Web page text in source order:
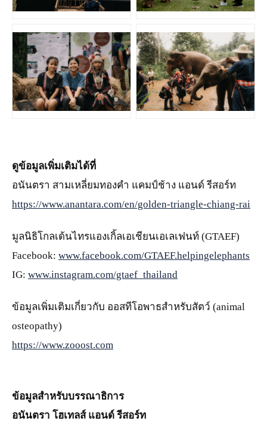
JPG
JPG JPG
ดูข้อมูลเพิ่มเติมได้ที่
อนันตรา สามเหลี่ยมทองคำ แคมป์ช้าง แอนด์ รีสอร์ท
https://www.anantara.com/en/golden-triangle-chiang-rai
มูลนิธิโกลเด้นไทรแองเกิ้ลเอเชียนเอเลเฟนท์ (GTAEF)
Facebook: www.facebook.com/GTAEF.helpingelephants
IG: www.instagram.com/gtaef_thailand
ข้อมูลเพิ่มเติมเกี่ยวกับ ออสทีโอพาธสำหรับสัตว์ (animal
osteopathy)
https://www.zooost.com
ข้อมูลสำหรับบรรณาธิการ
อนันตรา โฮเทลส์ แอนด์ รีสอร์ท